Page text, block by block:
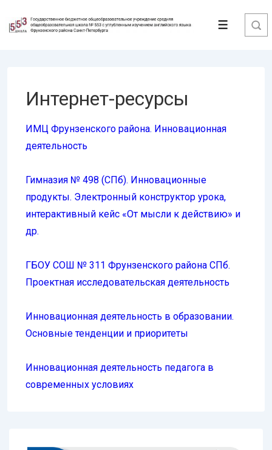
Перейти
Меню
Интернет-ресурсы
ИМЦ Фрунзенского района. Инновационная
деятельность
Гимназия № 498 (СПб). Инновационные
продукты. Электронный конструктор урока,
интерактивный кейс «От мысли к действию» и
др.
ГБОУ СОШ № 311 Фрунзенского района СПб.
Проектная исследовательская деятельность
Инновационная деятельность в образовании.
Основные тенденции и приоритеты
Инновационная деятельность педагога в
современных условиях